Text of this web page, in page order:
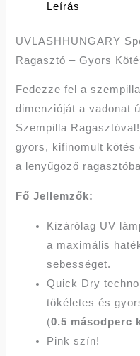
Leírás
UVLASHHUNGARY
Ragasztó – Gyors
Fedezze fel a
dimenzióját a vadonat
Szempilla
gyors, kifinomult kötés
a lenyűgöző
Fő Jellemzők:
Kizárólag UV
a maximális
sebességet.
Quick Dry
tökéletes és
(0.5 másodperc
Pink szín!